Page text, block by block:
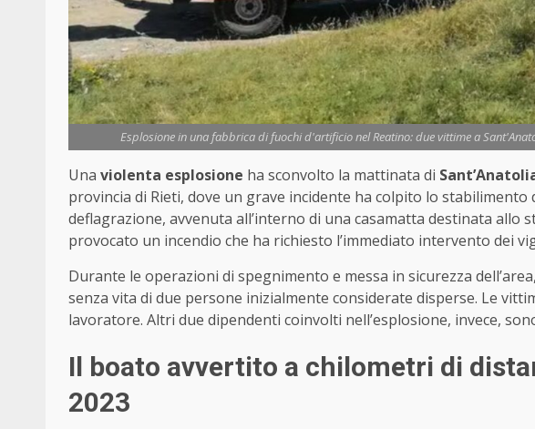
Esplosione in una fabbrica di fuochi d'artificio nel Reatino: due vittime a
Una violenta esplosione ha sconvolto la mattinata di
provincia di Rieti, dove un grave incidente ha colpito lo stabilimento
deflagrazione, avvenuta all’interno di una casamatta destinata allo
provocato un incendio che ha richiesto l’immediato intervento dei
Durante le operazioni di spegnimento e messa in sicurezza
senza vita di due persone inizialmente considerate disperse. Le
lavoratore. Altri due dipendenti coinvolti nell’esplosione, invece,
Il boato avvertito a chilometri di
2023